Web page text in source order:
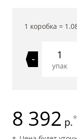
1 коробка =
-
упак
8 392 р.*